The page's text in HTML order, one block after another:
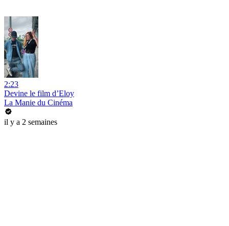
2:23
Devine le film d’Eloy
La Manie du Cinéma
il y a 2 semaines